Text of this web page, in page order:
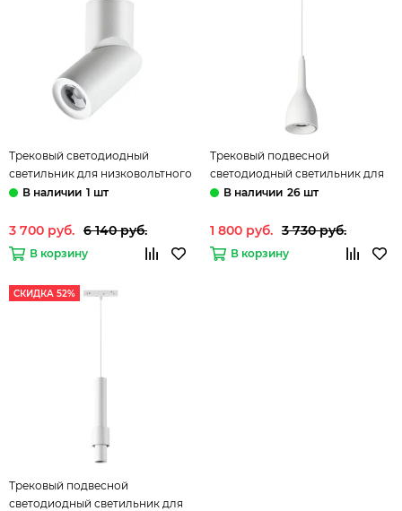
Трековый светодиодный
светильник для низковольтного
шинопровода 358546 белый
1 шт
3 700 руб. 6 140 руб.
В корзину
Трековый подвесной
светодиодный светильник для
низковольтного шинопровода
26 шт
1 800 руб. 3 730 руб.
В корзину
СКИДКА 52%
Трековый подвесной
светодиодный светильник для